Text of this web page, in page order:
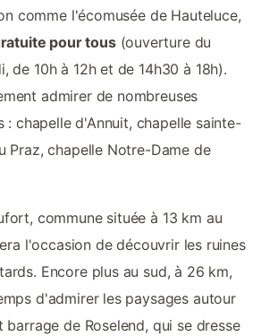
comme l'écomusée de Hauteluce,
pour tous(ouverture du
de 10h à 12h et de 14h30 à 18h).
admirer de nombreuses
: chapelle d'Annuit, chapelle sainte-
Praz, chapelle Notre-Dame de
commune située à 13 km au
l'occasion de découvrir les ruines
Encore plus au sud, à 26 km,
d'admirer les paysages autour
de Roselend, qui se dresse